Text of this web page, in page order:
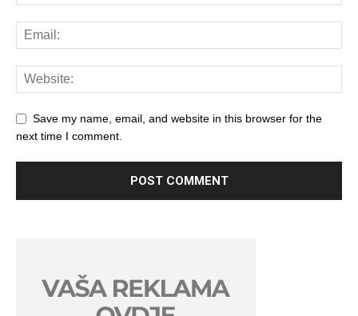
Save my name, email, and website in this browser for the
next time I comment.